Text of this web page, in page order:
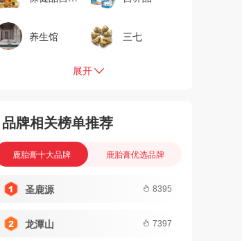
养生馆 三七
展开
品牌相关榜单推荐
鹿胎膏十大品牌 鹿胎膏优选品牌
圣鹿源 8395
龙潭山 7397